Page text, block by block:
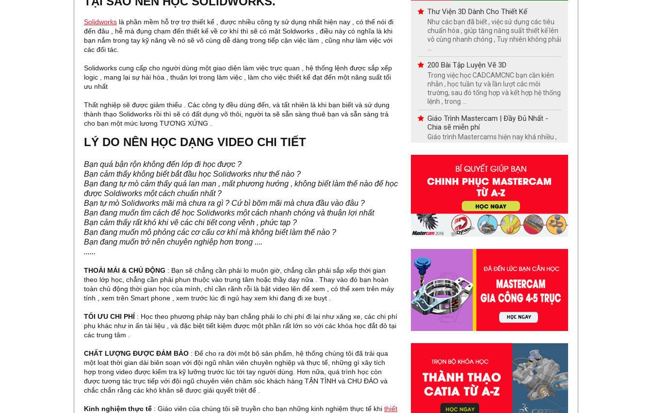
Solidworks là phần mềm hỗ trợ trợ thiết kế , được nhiều công ty sử dụng nhất hiện nay , có thể nói đi
đến đâu , hễ mà đụng chạm đến thiết kế về cơ khí thì sẽ có mặt Soldworks , điều này có nghĩa là khi
bạn nắm trong tay kỹ năng về nó sẽ vô cùng dễ dàng trong tiếp cận việc làm , cũng như làm việc với
các đối tác.
Solidworks cung cấp cho người dùng một giao diện làm việc trực quan , hệ thống lệnh được sắp xếp
logic , mang lại sự hài hòa , thuận lợi trong làm việc , làm cho việc thiết kế đạt đến một năng suất tối
ưu nhất
Thất nghiệp sẽ được giảm thiểu . Các công ty đều dùng đến, và tất nhiên là khi bạn biết và sử dụng
thành thạo Solidworks rồi thì sẽ có đất dụng võ thôi, người ta sẽ sẵn sàng thuê bạn và sẵn sàng trả
cho bạn một mức lương TƯƠNG XỨNG .
LÝ DO NÊN HỌC DẠNG VIDEO CHI TIẾT
Bạn quá bận rộn không đến lớp đi học được ?
Bạn cảm thấy không biết bắt đầu học Solidworks như thế nào ?
Bạn đang tự mò cảm thấy quá lan man , mất phương hướng , không biết làm thế nào để học
được Soldiworks một cách chuẩn nhất ?
Bạn tự mò Solidworks mãi mà chưa ra gì ? Cứ bì bõm mãi mà chưa đầu vào đâu ?
Bạn đang muốn tìm cách để học Solidworks một cách nhanh chóng và thuận lợi nhất
Bạn cảm thấy rất khó khi vẽ các chi tiết cong vênh , phức tạp ?
Bạn đang muốn mô phỏng các cơ cấu cơ khí mà không biết làm thế nào ?
Bạn đang muốn trở nên chuyên nghiệp hơn trong ....
......
THOẢI MÁI & CHỦ ĐỘNG : Bạn sẽ chẳng cần phải lo muộn giờ, chẳng cần phải sắp xếp thời gian
theo lớp học, chẳng cần phải phun thuộc vào trung tâm hoặc thầy dạy nữa . Thay vào đó bạn hoàn
toàn chủ động thời gian học của mình, chỉ cần rãnh rỗi là bật video lên để xem , có thể xem trên máy
tính , xem trên Smart phone , xem trước lúc đi ngủ hay xem khi đang đi xe buyt .
TỐI ƯU CHI PHÍ : Học theo phương pháp này bạn chẳng phải lo chi phí đi lại như xăng xe, các chi phí
phụ khác như in ấn tài liệu , và đặc biệt tiết kiệm được một phần rất lớn so với các khóa học đắt đỏ tại
các trung tâm .
CHẤT LƯỢNG ĐƯỢC ĐẢM BẢO : Để cho ra đời một bộ sản phẩm, hệ thống chúng tôi đã trải qua
một loạt thời gian dài biên soạn với đội ngũ nhân viên chuyên nghiệp và thực tế, những gì xây tích
hợp trong video được kiểm tra kỹ lưỡng trước lúc tới tay người dùng. Hơn nữa, quá trình học còn
được tương tác trực tiếp với đội ngũ chuyên viên chăm sóc khách hàng TẬN TÌNH và CHU ĐÁO và
chắc chắn rằng các khó khăn sẽ được giải quyết triệt để .
Kinh nghiệm thực tế : Giáo viên của chúng tôi sẽ truyền cho bạn những kinh nghiệm thực tế khi thiết
Thư Viện 3D Dành Cho Thiết Kế
Như các bạn đã biết , việc sử dụng các tiêu
chuẩn hóa , giúp tăng năng suất thiết kế lên
vô cùng nhanh chóng , Tuy nhiên không phải
200 Bài Tập Luyện Vẽ 3D
Trong việc học CADCAMCNC bạn cần kiên
nhẫn , học tuần tự và lần lượt các môi
trường, sau đó tổng hợp và kết hợp hệ thống
lệnh , trong ...
Giáo Trình Mastercam | Đầy Đủ Nhất -
Chia sẽ miễn phí
Giáo trình Mastercams hiện nay khá nhiều ,
mastercams nào để bắt đầu học lại cực kỳ
quan trọng , ...
2100 Cơ Cấu Kèm Mô Phỏng | Chia sẽ
hơn 40 năm trong nghề
2100 Cơ Cấu Kèm Mô Phỏng | Chia sẽ hơn
40 năm trong nghề Tuyển tập các nguyên lý
cơ khí hay , sáng tạo trong cơ khí Đôi nét về
tác giả...
Miễn Phí
Giáo trình Solidworks 2021 là tài liệu được
biên tập công phu và cực kỳ chi tiết , sẽ giúp
bạn nhanh chóng nắm bắt và sử dụn...
Tổng Hợp Phương Án Xử Lý Mũi Tara Bị
Gãy
Tổng Hợp Phương Án Xử Lý Mũi Taro Bị Gãy
Trong gia công sản phẩm cơ khí , không
thể thiết nguyên công Taro , và tất nhiên
Tài Liệu Creo 1100 Trang | Cực Đầy Đủ Và
Miễn Phí
Tài Liệu Creo 1100 Trang sách Hướng dẫn
tự học Proe/Creo Tài liệu Creo hiện tại trên
thị trường rất nhiều , bạn có thể thoải mái
lựa ...